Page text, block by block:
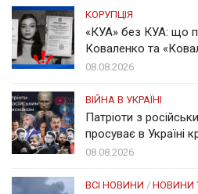
КОРУПЦІЯ
«КУА» без КУА: що
Коваленко та
08.08.2026
ВІЙНА В УКРАЇНІ
Патріоти з
просуває в Україні
08.08.2026
ВСІ НОВИНИ / НОВИНИ